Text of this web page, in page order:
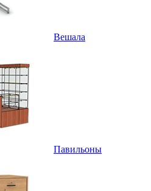
Вешала
Павильоны